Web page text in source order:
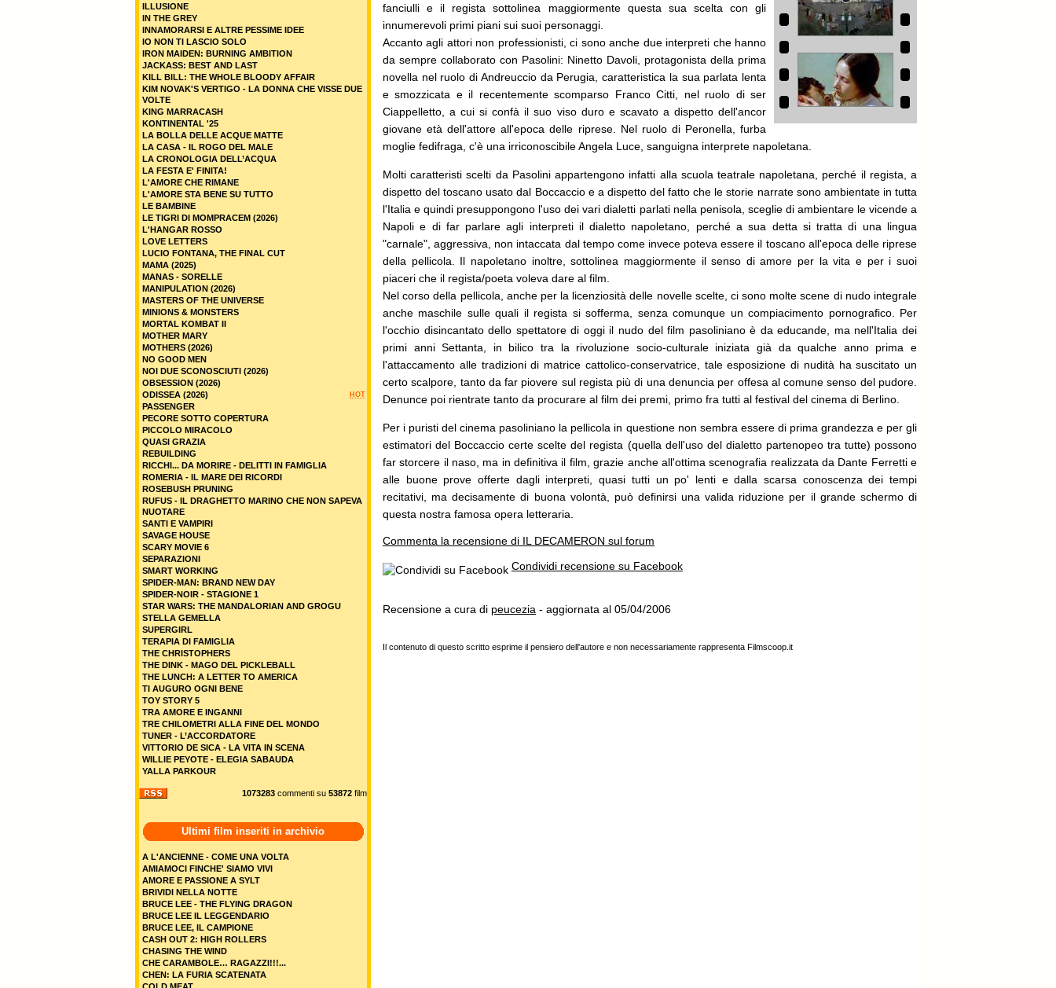
fanciulli e il regista sottolinea maggiormente questa sua scelta con gli
innumerevoli primi piani sui suoi personaggi.
Accanto agli attori non professionisti, ci sono anche due interpreti che hanno
da sempre collaborato con Pasolini: Ninetto Davoli, protagonista della prima
novella nel ruolo di Andreuccio da Perugia, caratteristica la sua parlata lenta
e smozzicata e il recentemente scomparso Franco Citti, nel ruolo di ser
Ciappelletto, a cui si confà il suo viso duro e scavato a dispetto dell'ancor
giovane età dell'attore all'epoca delle riprese. Nel ruolo di Peronella, furba
moglie fedifraga, c'è una irriconoscibile Angela Luce, sanguigna interprete napoletana.
Molti caratteristi scelti da Pasolini appartengono infatti alla scuola teatrale napoletana, perché il regista, a
dispetto del toscano usato dal Boccaccio e a dispetto del fatto che le storie narrate sono ambientate in tutta
l'Italia e quindi presuppongono l'uso dei vari dialetti parlati nella penisola, sceglie di ambientare le vicende a
Napoli e di far parlare agli interpreti il dialetto napoletano, perché a sua detta si tratta di una lingua
"carnale", aggressiva, non intaccata dal tempo come invece poteva essere il toscano all'epoca delle riprese
della pellicola. Il napoletano inoltre, sottolinea maggiormente il senso di amore per la vita e per i suoi
piaceri che il regista/poeta voleva dare al film.
Nel corso della pellicola, anche per la licenziosità delle novelle scelte, ci sono molte scene di nudo integrale
anche maschile sulle quali il regista si sofferma, senza comunque un compiacimento pornografico. Per
l'occhio disincantato dello spettatore di oggi il nudo del film pasoliniano è da educande, ma nell'Italia dei
primi anni Settanta, in bilico tra la rivoluzione socio-culturale iniziata già da qualche anno prima e
l'attaccamento alle tradizioni di matrice cattolico-conservatrice, tale esposizione di nudità ha suscitato un
certo scalpore, tanto da far piovere sul regista più di una denuncia per offesa al comune senso del pudore.
Denunce poi rientrate tanto da procurare al film dei premi, primo fra tutti al festival del cinema di Berlino.
Per i puristi del cinema pasoliniano la pellicola in questione non sembra essere di prima grandezza e per gli
estimatori del Boccaccio certe scelte del regista (quella dell'uso del dialetto partenopeo tra tutte) possono
far storcere il naso, ma in definitiva il film, grazie anche all'ottima scenografia realizzata da Dante Ferretti e
alle buone prove offerte dagli interpreti, quasi tutti un po' lenti e dalla scarsa conoscenza dei tempi
recitativi, ma decisamente di buona volontà, può definirsi una valida riduzione per il grande schermo di
questa nostra famosa opera letteraria.
Commenta la recensione di IL DECAMERON sul forum
Condividi recensione su Facebook
Recensione a cura di peucezia - aggiornata al 05/04/2006
Il contenuto di questo scritto esprime il pensiero dell'autore e non necessariamente rappresenta Filmscoop.it
ILLUSIONE
IN THE GREY
INNAMORARSI E ALTRE PESSIME IDEE
IO NON TI LASCIO SOLO
IRON MAIDEN: BURNING AMBITION
JACKASS: BEST AND LAST
KILL BILL: THE WHOLE BLOODY AFFAIR
KIM NOVAK'S VERTIGO - LA DONNA CHE VISSE DUE
VOLTE
KING MARRACASH
KONTINENTAL '25
LA BOLLA DELLE ACQUE MATTE
LA CASA - IL ROGO DEL MALE
LA CRONOLOGIA DELL’ACQUA
LA FESTA E' FINITA!
L'AMORE CHE RIMANE
L'AMORE STA BENE SU TUTTO
LE BAMBINE
LE TIGRI DI MOMPRACEM (2026)
L'HANGAR ROSSO
LOVE LETTERS
LUCIO FONTANA, THE FINAL CUT
MAMA (2025)
MANAS - SORELLE
MANIPULATION (2026)
MASTERS OF THE UNIVERSE
MINIONS & MONSTERS
MORTAL KOMBAT II
MOTHER MARY
MOTHERS (2026)
NO GOOD MEN
NOI DUE SCONOSCIUTI (2026)
OBSESSION (2026)
HOT
ODISSEA (2026)
PASSENGER
PECORE SOTTO COPERTURA
PICCOLO MIRACOLO
QUASI GRAZIA
REBUILDING
RICCHI... DA MORIRE - DELITTI IN FAMIGLIA
ROMERIA - IL MARE DEI RICORDI
ROSEBUSH PRUNING
RUFUS - IL DRAGHETTO MARINO CHE NON SAPEVA
NUOTARE
SANTI E VAMPIRI
SAVAGE HOUSE
SCARY MOVIE 6
SEPARAZIONI
SMART WORKING
SPIDER-MAN: BRAND NEW DAY
SPIDER-NOIR - STAGIONE 1
STAR WARS: THE MANDALORIAN AND GROGU
STELLA GEMELLA
SUPERGIRL
TERAPIA DI FAMIGLIA
THE CHRISTOPHERS
THE DINK - MAGO DEL PICKLEBALL
THE LUNCH: A LETTER TO AMERICA
TI AUGURO OGNI BENE
TOY STORY 5
TRA AMORE E INGANNI
TRE CHILOMETRI ALLA FINE DEL MONDO
TUNER - L’ACCORDATORE
VITTORIO DE SICA - LA VITA IN SCENA
WILLIE PEYOTE - ELEGIA SABAUDA
YALLA PARKOUR
1073283 commenti su 53872 film
Ultimi film inseriti in archivio
A L'ANCIENNE - COME UNA VOLTA
AMIAMOCI FINCHE' SIAMO VIVI
AMORE E PASSIONE A SYLT
BRIVIDI NELLA NOTTE
BRUCE LEE - THE FLYING DRAGON
BRUCE LEE IL LEGGENDARIO
BRUCE LEE, IL CAMPIONE
CASH OUT 2: HIGH ROLLERS
CHASING THE WIND
CHE CARAMBOLE… RAGAZZI!!!...
CHEN: LA FURIA SCATENATA